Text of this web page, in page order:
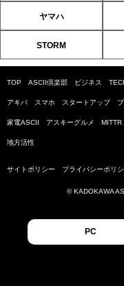
ヤマハ
STORM
TOP ASCII倶楽部 ビジネス
アキバ スマホ スタートアップ
家電ASCII アスキーグルメ MITTR
地方活性
サイトポリシー プライバシーポリ
© KADOKAWA
PC